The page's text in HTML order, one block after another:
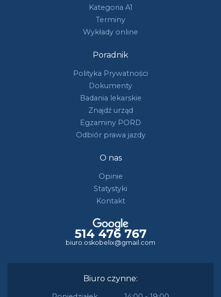
Kategoria A1
Terminy
Wykłady online
Poradnik
Polityka Prywatności
Dokumenty
Badania lekarskie
Znajdź urząd
Egzaminy PORD
Odbiór prawa jazdy
O nas
Opinie
Statystyki
Kontakt
514 476 767
biuro.oskobelix@gmail.com
Biuro czynne: